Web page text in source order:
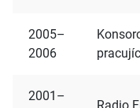
2005–
2006
2001–